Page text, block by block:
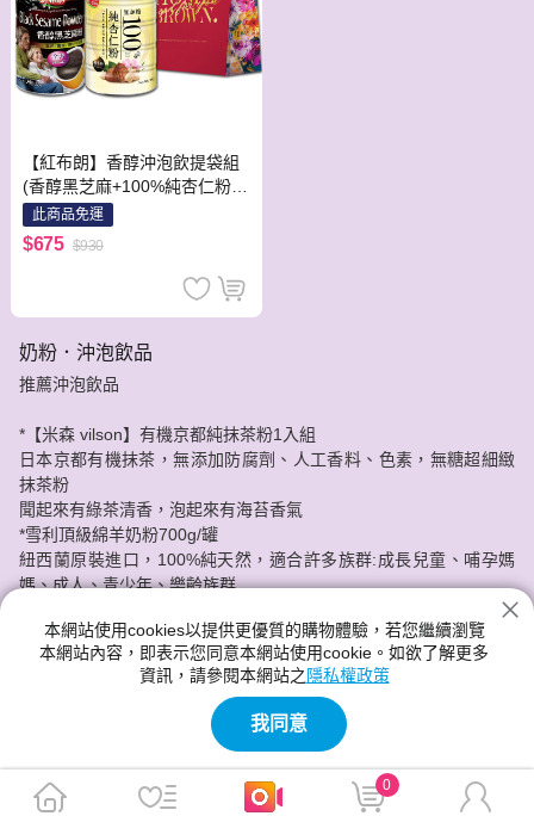
【紅布朗】香醇沖泡飲提袋組
(香醇黑芝麻+100%純杏仁粉)
伴手禮/禮盒/年節送禮/養生飲
品
此商品免運
$675 $930
奶粉．沖泡飲品
推薦沖泡飲品
*【米森 vilson】有機京都純抹茶粉1入組
日本京都有機抹茶，無添加防腐劑、人工香料、色素，無糖超細緻
抹茶粉
聞起來有綠茶清香，泡起來有海苔香氣
*雪利頂級綿羊奶粉700g/罐
紐西蘭原裝進口，100%純天然，適合許多族群:成長兒童、哺孕媽
媽、成人、青少年、樂齡族群
分期零利率!神腦給你最實惠的價格，最安心的服務品質。
本網站使用cookies以提供更優質的購物體驗，若您繼續瀏覽
本網站內容，即表示您同意本網站使用cookie。如欲了解更多
資訊，請參閱本網站之 隱私權政策
我同意
0